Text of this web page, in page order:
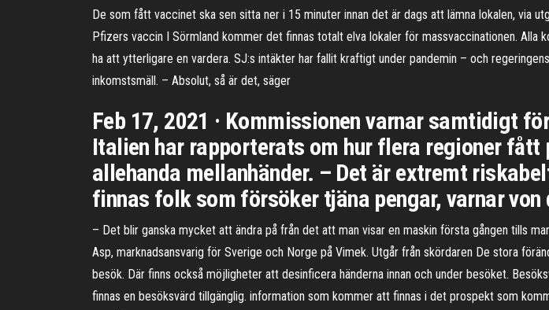
De som fått vaccinet ska sen sitta ner i 15 minuter innan det är dags att lämna lokalen, via
Pfizers vaccin I Sörmland kommer det finnas totalt elva lokaler för massvaccinationen. Alla
ha att ytterligare en vardera. SJ:s intäkter har fallit kraftigt under pandemin – och
inkomstsmäll. – Absolut, så är det, säger
Feb 17, 2021 · Kommissionen varnar samtidigt
Italien har rapporterats om hur flera regioner
allehanda mellanhänder. – Det är extremt
finnas folk som försöker tjäna pengar, varnar von
– Det blir ganska mycket att ändra på från det att man visar en maskin första gången tills
Asp, marknadsansvarig för Sverige och Norge på Vimek. Utgår från skördaren De stora
besök. Där finns också möjligheter att desinficera händerna innan och under besöket.
finnas en besöksvärd tillgänglig. information som kommer att finnas i det prospekt som